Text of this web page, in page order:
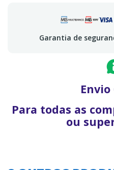
Garantia de
Para todas as
ou